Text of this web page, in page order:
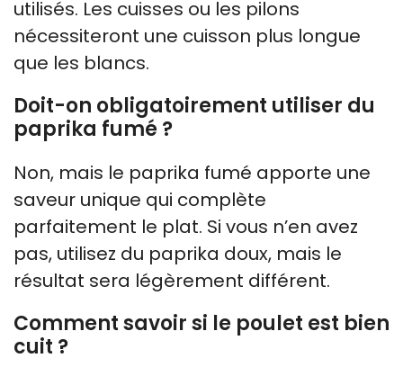
utilisés. Les cuisses ou les pilons
nécessiteront une cuisson plus longue
que les blancs.
Doit-on obligatoirement utiliser du
paprika fumé ?
Non, mais le paprika fumé apporte une
saveur unique qui complète
parfaitement le plat. Si vous n’en avez
pas, utilisez du paprika doux, mais le
résultat sera légèrement différent.
Comment savoir si le poulet est bien
cuit ?